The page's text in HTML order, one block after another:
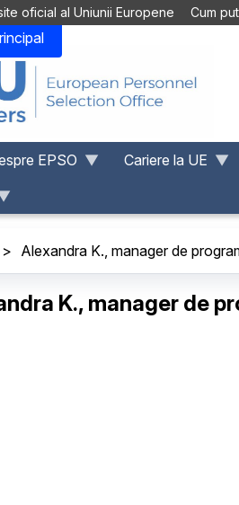
oficial al Uniunii Europene Cum
EPSO Cariere la UE
> Alexandra K., manager de
K., manager de